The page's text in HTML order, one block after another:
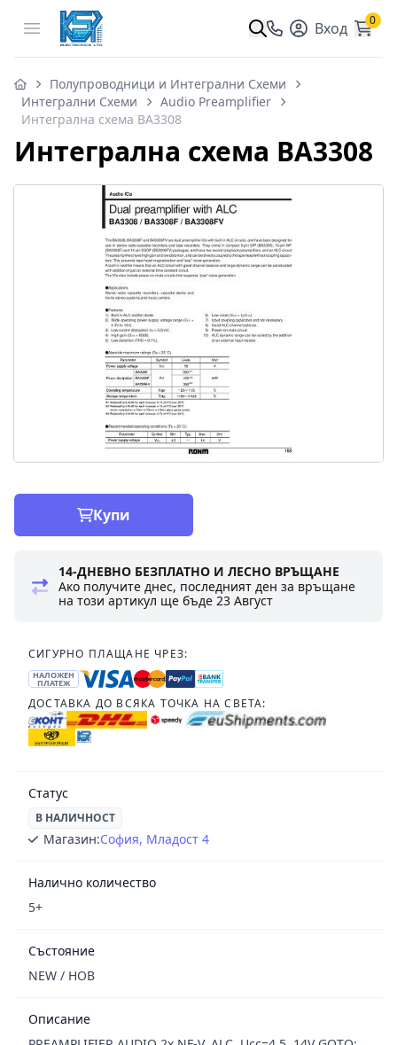
Open menu Вход 0
Полупроводници и Интегрални Схеми
Интегрални Схеми
Audio Preamplifier
Интегрална схема BA3308
Интегрална схема BA3308
Купи
14-ДНЕВНО БЕЗПЛАТНО И ЛЕСНО ВРЪЩАНЕ
Ако получите днес, последният ден за връщане
на този артикул ще бъде23 Август
СИГУРНО ПЛАЩАНЕ ЧРЕЗ:
НАЛОЖЕН
ПЛАТЕЖ
ДОСТАВКА ДО ВСЯКА ТОЧКА НА СВЕТА:
Статус
В НАЛИЧНОСТ
Магазин:София, Младост 4
Налично количество
5+
Състояние
NEW / НОВ
Описание